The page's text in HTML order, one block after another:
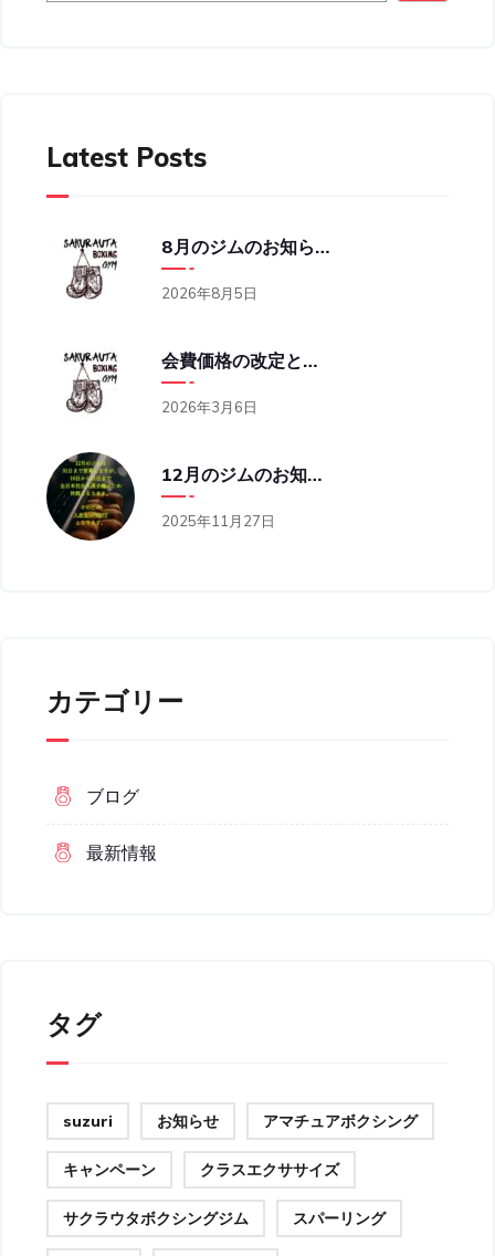
Latest Posts
8月のジムのお知らせ
2026年8月5日
会費価格の改定と営業時間の変更のお知らせ
2026年3月6日
12月のジムのお知らせ
2025年11月27日
カテゴリー
ブログ
最新情報
タグ
suzuri お知らせ アマチュアボクシング
キャンペーン クラスエクササイズ
サクラウタボクシングジム スパーリング